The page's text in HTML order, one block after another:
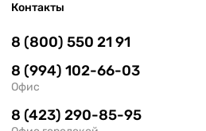
Контакты
8 (800) 550 21 91
8 (994) 102-66-03
Офис
8 (423) 290-85-95